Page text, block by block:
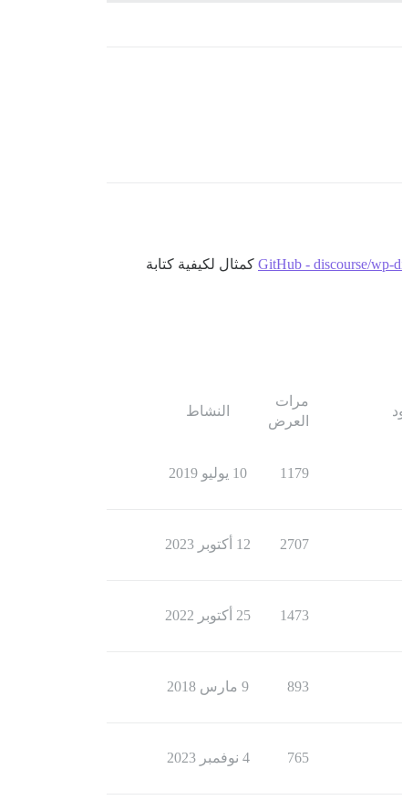
GitHub - discourse/wp- كمثال لكيفية كتابة
مرات
العرض
النشاط
1179 10 يوليو 2019
2707 12 أكتوبر 2023
1473 25 أكتوبر 2022
893 9 مارس 2018
765 4 نوفمبر 2023